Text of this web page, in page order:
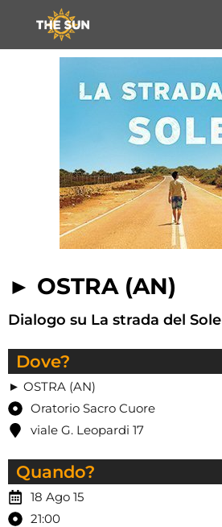
► OSTRA (AN)
Dialogo su La strada del Sole
Dove?
► OSTRA (AN)
Oratorio Sacro Cuore
viale G. Leopardi 17
Quando?
18 Ago 15
21:00